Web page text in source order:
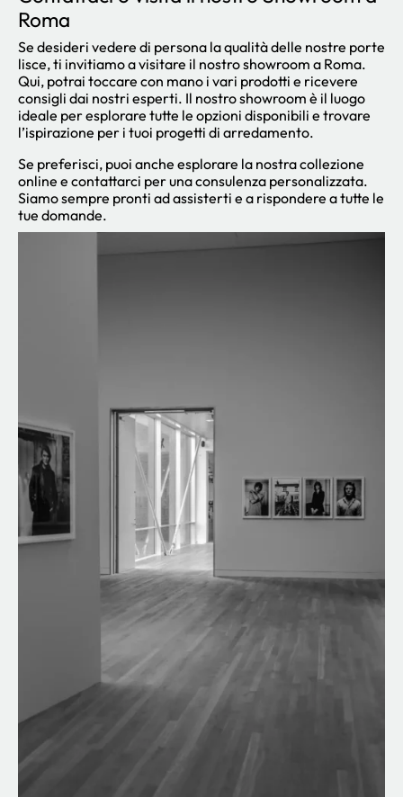
Roma
Se desideri vedere di persona la qualità delle nostre porte
lisce, ti invitiamo a visitare il nostro showroom a Roma.
Qui, potrai toccare con mano i vari prodotti e ricevere
consigli dai nostri esperti. Il nostro showroom è il luogo
ideale per esplorare tutte le opzioni disponibili e trovare
l’ispirazione per i tuoi progetti di arredamento.
Se preferisci, puoi anche esplorare la nostra collezione
online e contattarci per una consulenza personalizzata.
Siamo sempre pronti ad assisterti e a rispondere a tutte le
tue domande.